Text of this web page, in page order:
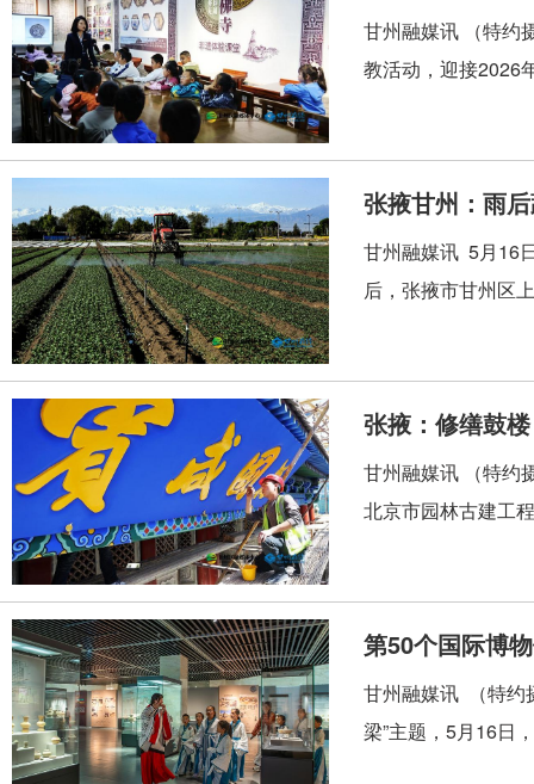
甘州融媒讯 （特约
教活动，迎接2026
张掖甘州：雨
甘州融媒讯 5月16
后，张掖市甘州区
张掖：修缮鼓
甘州融媒讯 （特约
北京市园林古建工
第50个国际博
甘州融媒讯 （特约
梁”主题，5月16日